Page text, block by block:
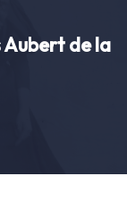
de la